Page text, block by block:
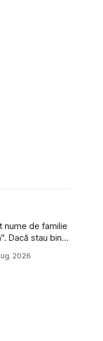
nume de familie
Dacă stau bine
peste tot
2026